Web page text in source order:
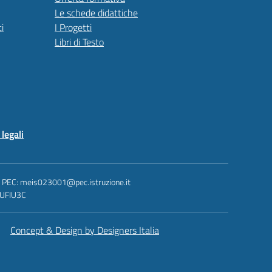
Le schede didattiche
I Progetti
Libri di Testo
meis023001@pec.istruzione.it
Concept & Design by Designers Italia